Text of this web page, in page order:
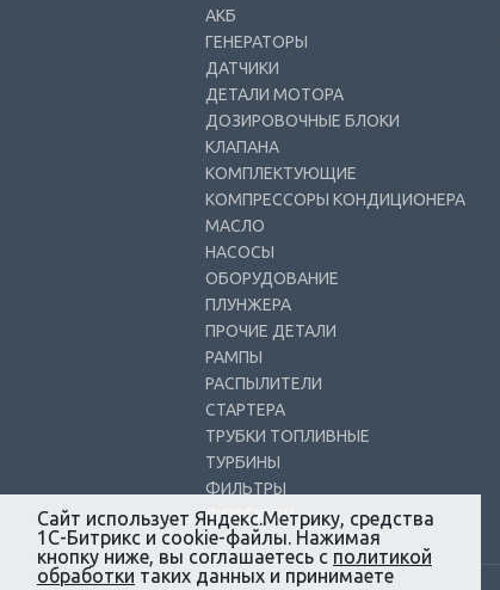
АКБ
ГЕНЕРАТОРЫ
ДАТЧИКИ
ДЕТАЛИ МОТОРА
ДОЗИРОВОЧНЫЕ БЛОКИ
КЛАПАНА
КОМПЛЕКТУЮЩИЕ
КОМПРЕССОРЫ КОНДИЦИОНЕРА
МАСЛО
НАСОСЫ
ОБОРУДОВАНИЕ
ПЛУНЖЕРА
ПРОЧИЕ ДЕТАЛИ
РАМПЫ
РАСПЫЛИТЕЛИ
СТАРТЕРА
ТРУБКИ ТОПЛИВНЫЕ
ТУРБИНЫ
ФИЛЬТРЫ
ФОРСУНКИ
Сайт использует Яндекс.Метрику, средства
1С-Битрикс и cookie-файлы. Нажимая
кнопку ниже, вы соглашаетесь с политикой
обработки таких данных и принимаете